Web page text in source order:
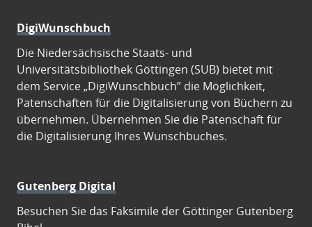
DigiWunschbuch
Die Niedersächsische Staats- und
Universitätsbibliothek Göttingen (SUB) bietet mit
dem Service „DigiWunschbuch” die Möglichkeit,
Patenschaften für die Digitalisierung von Büchern zu
übernehmen. Übernehmen Sie die Patenschaft für
die Digitalisierung Ihres Wunschbuches.
Gutenberg Digital
Besuchen Sie das Faksimile der Göttinger Gutenberg